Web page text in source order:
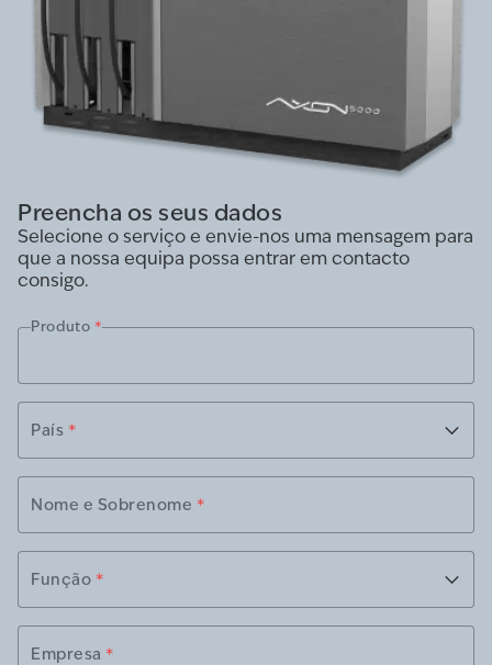
Preencha os seus dados
Selecione o serviço e envie-nos uma mensagem para
que a nossa equipa possa entrar em contacto
consigo.
Produto *
País *
Nome e Sobrenome *
Função *
Empresa *